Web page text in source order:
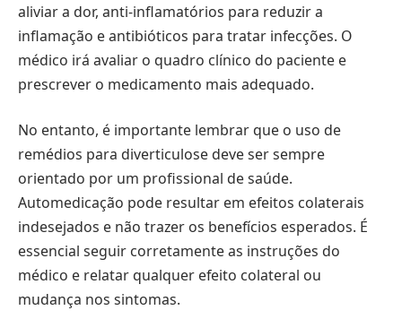
aliviar a dor, anti-inflamatórios para reduzir a
inflamação e antibióticos para tratar infecções. O
médico irá avaliar o quadro clínico do paciente e
prescrever o medicamento mais adequado.
No entanto, é importante lembrar que o uso de
remédios para diverticulose deve ser sempre
orientado por um profissional de saúde.
Automedicação pode resultar em efeitos colaterais
indesejados e não trazer os benefícios esperados. É
essencial seguir corretamente as instruções do
médico e relatar qualquer efeito colateral ou
mudança nos sintomas.